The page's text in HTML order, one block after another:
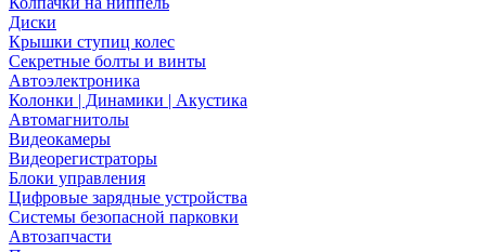
Диски
Крышки ступиц колес
Секретные болты и винты
Автоэлектроника
Колонки | Динамики | Акустика
Автомагнитолы
Видеокамеры
Видеорегистраторы
Блоки управления
Цифровые зарядные устройства
Системы безопасной парковки
Автозапчасти